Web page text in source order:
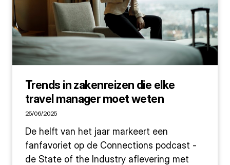
Trends in zakenreizen die elke
travel manager moet weten
25/06/2025
De helft van het jaar markeert een
fanfavoriet op de Connections podcast -
de State of the Industry aflevering met